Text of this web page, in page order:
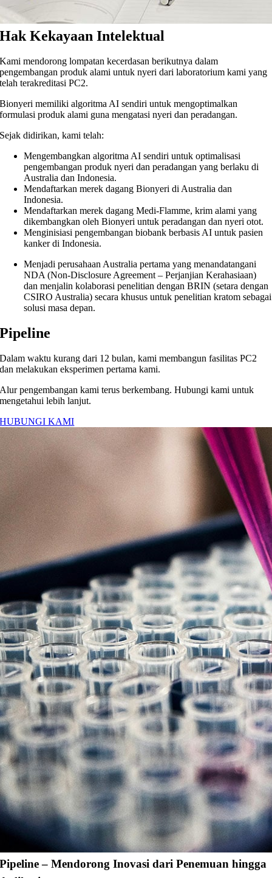
Hak Kekayaan Intelektual
Kami mendorong lompatan kecerdasan berikutnya dalam
pengembangan produk alami untuk nyeri dari laboratorium kami yang
telah terakreditasi PC2.
Bionyeri memiliki algoritma AI sendiri untuk mengoptimalkan
formulasi produk alami guna mengatasi nyeri dan peradangan.
Sejak didirikan, kami telah:
Mengembangkan algoritma AI sendiri untuk optimalisasi
pengembangan produk nyeri dan peradangan yang berlaku di
Australia dan Indonesia.
Mendaftarkan merek dagang Bionyeri di Australia dan
Indonesia.
Mendaftarkan merek dagang Medi-Flamme, krim alami yang
dikembangkan oleh Bionyeri untuk peradangan dan nyeri otot.
Menginisiasi pengembangan biobank berbasis AI untuk pasien
kanker di Indonesia.
Menjadi perusahaan Australia pertama yang menandatangani
NDA (Non-Disclosure Agreement – Perjanjian Kerahasiaan)
dan menjalin kolaborasi penelitian dengan BRIN (setara dengan
CSIRO Australia) secara khusus untuk penelitian kratom sebagai
solusi masa depan.
Pipeline
Dalam waktu kurang dari 12 bulan, kami membangun fasilitas PC2
dan melakukan eksperimen pertama kami.
Alur pengembangan kami terus berkembang. Hubungi kami untuk
mengetahui lebih lanjut.
HUBUNGI KAMI
Pipeline – Mendorong Inovasi dari Penemuan hingga